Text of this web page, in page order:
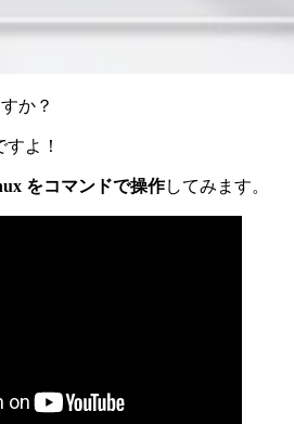
か？
よ！
をコマンドで操作してみます。